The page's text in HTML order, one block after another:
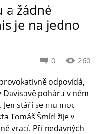
a žádné
je na jedno
0 260
odpovídá,
Davisově poháru v něm
stáří se mu moc
Tomáš Šmíd žije v
vrací. Při nedávných